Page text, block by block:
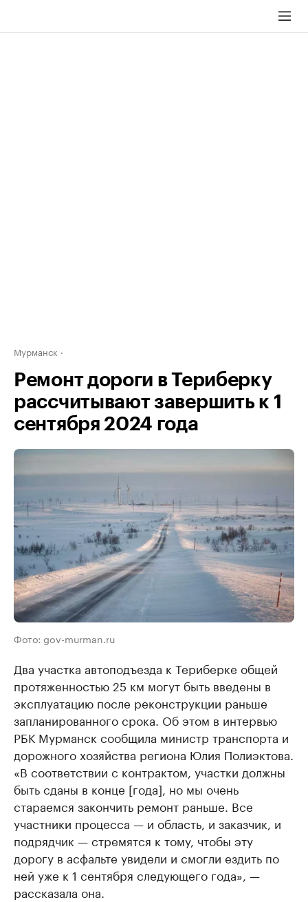
Мурманск
Ремонт дороги в Териберку
рассчитывают завершить к 1
сентября 2024 года
Фото: gov-murman.ru
Два участка автоподъезда к Териберке общей
протяженностью 25 км могут быть введены в
эксплуатацию после реконструкции раньше
запланированного срока. Об этом в интервью
РБК Мурманск сообщила министр транспорта и
дорожного хозяйства региона Юлия Полиэктова.
«В соответствии с контрактом, участки должны
быть сданы в конце [года], но мы очень
стараемся закончить ремонт раньше. Все
участники процесса — и область, и заказчик, и
подрядчик — стремятся к тому, чтобы эту
дорогу в асфальте увидели и смогли ездить по
ней уже к 1 сентября следующего года», —
рассказала она.